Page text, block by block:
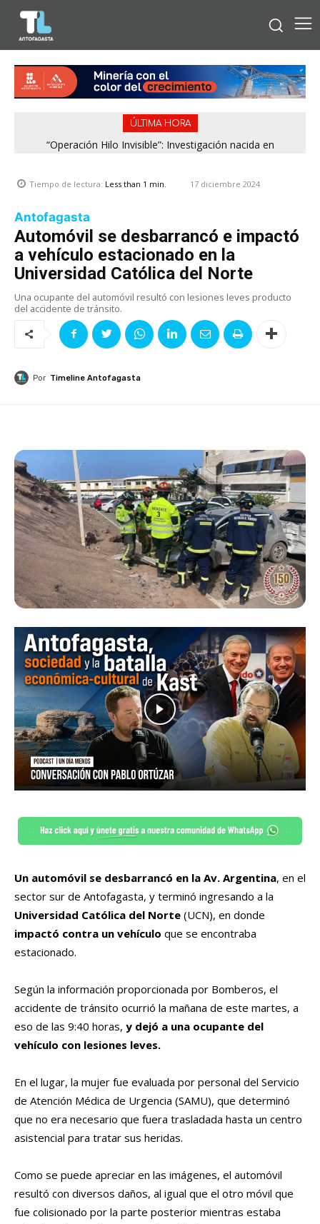
ÚLTIMA HORA
“Operación Hilo Invisible”: Investigación nacida en
Tiempo de lectura: Less than 1 min. 17 diciembre 2024
Antofagasta
Automóvil se desbarrancó e impactó
a vehículo estacionado en la
Universidad Católica del Norte
Una ocupante del automóvil resultó con lesiones leves producto
del accidente de tránsito.
Por Timeline Antofagasta
Un automóvil se desbarrancó en la Av. Argentina, en el
sector sur de Antofagasta, y terminó ingresando a la
Universidad Católica del Norte (UCN), en donde
impactó contra un vehículo que se encontraba
estacionado.
Según la información proporcionada por Bomberos, el
accidente de tránsito ocurrió la mañana de este martes, a
eso de las 9:40 horas, y dejó a una ocupante del
vehículo con lesiones leves.
En el lugar, la mujer fue evaluada por personal del Servicio
de Atención Médica de Urgencia (SAMU), que determinó
que no era necesario que fuera trasladada hasta un centro
asistencial para tratar sus heridas.
Como se puede apreciar en las imágenes, el automóvil
resultó con diversos daños, al igual que el otro móvil que
fue colisionado por la parte posterior mientras estaba